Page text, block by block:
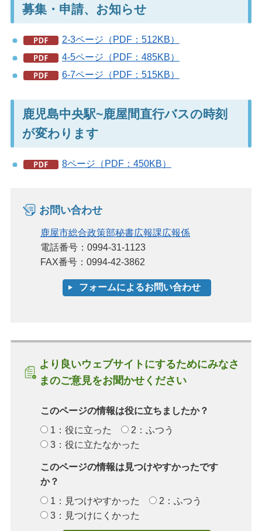
募集・申請、お知らせ
2-3ページ（PDF：512KB）
4-5ページ（PDF：485KB）
6-7ページ（PDF：515KB）
鹿児島中央駅~鹿屋間直行バスの時刻
が変わります
8ページ（PDF：450KB）
お問い合わせ
鹿屋市総合政策部秘書広報課広報係
電話番号：0994-31-1123
FAX番号：0994-42-3862
より良いウェブサイトにするためにみなさ
まのご意見をお聞かせください
このページの情報は役に立ちましたか？
1：役に立った
2：ふつう
3：役に立たなかった
このページの情報は見つけやすかったです
か？
1：見つけやすかった
2：ふつう
3：見つけにくかった